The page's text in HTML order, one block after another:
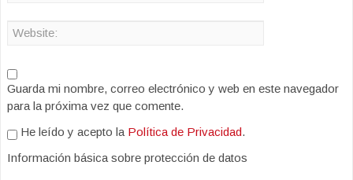
Guarda mi nombre, correo electrónico y web en este navegador
para la próxima vez que comente.
He leído y acepto la Política de Privacidad.
Información básica sobre protección de datos